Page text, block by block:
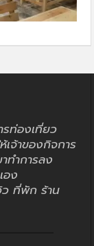
ท่องเที่ยว
เจ้าของกิจการ
ทำการลง
อง
ว ที่พัก ร้าน